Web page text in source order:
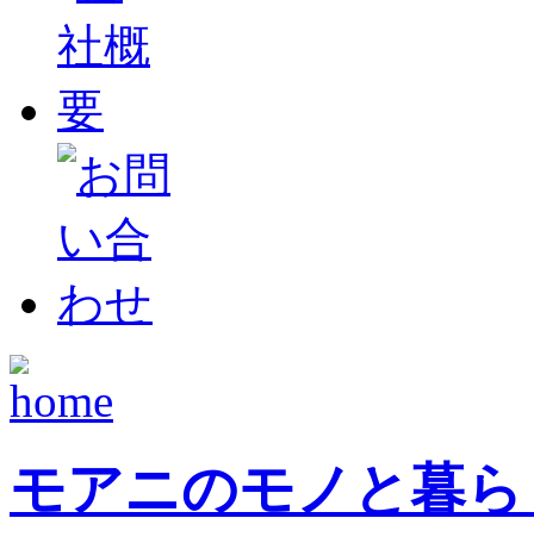
モアニのモノと暮